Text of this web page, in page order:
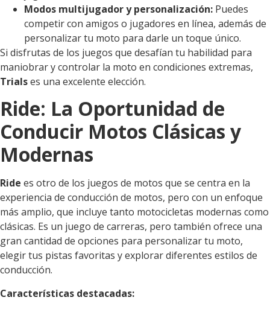
Modos multijugador y personalización: Puedes
competir con amigos o jugadores en línea, además de
personalizar tu moto para darle un toque único.
Si disfrutas de los juegos que desafían tu habilidad para
maniobrar y controlar la moto en condiciones extremas,
Trialses una excelente elección.
Ride: La Oportunidad de
Conducir Motos Clásicas y
Modernas
Ride es otro de los juegos de motos que se centra en la
experiencia de conducción de motos, pero con un enfoque
más amplio, que incluye tanto motocicletas modernas como
clásicas. Es un juego de carreras, pero también ofrece una
gran cantidad de opciones para personalizar tu moto,
elegir tus pistas favoritas y explorar diferentes estilos de
conducción.
Características destacadas: